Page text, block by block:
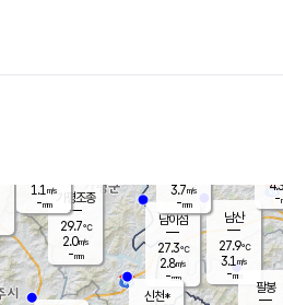
남이섬
27.3℃
2.8m/s
-mm
남산
27.9℃
3.1 m/s
-mm
팔봉
3.7m/s
-mm
가평조종
29.7℃
2.0m/s
-mm
신천*
1.1 m/s
-mm
4.3
-